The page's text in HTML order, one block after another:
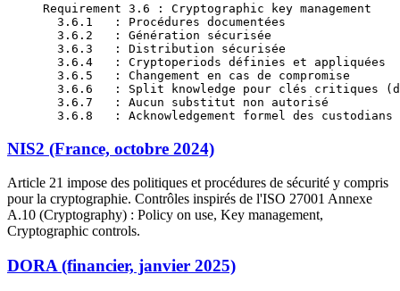
Requirement 3.6 : Cryptographic key management
  3.6.1   : Procédures documentées
  3.6.2   : Génération sécurisée
  3.6.3   : Distribution sécurisée
  3.6.4   : Cryptoperiods définies et appliquées
  3.6.5   : Changement en cas de compromise
3.6.6   : Split knowledge pour clés critiques
  3.6.7   : Aucun substitut non autorisé
  3.6.8   : Acknowledgement formel des custodians
NIS2 (France, octobre 2024)
Article 21 impose des politiques et procédures de sécurité y compris
pour la cryptographie. Contrôles inspirés de l'ISO 27001 Annexe
A.10 (Cryptography) : Policy on use, Key management,
Cryptographic controls.
DORA (financier, janvier 2025)